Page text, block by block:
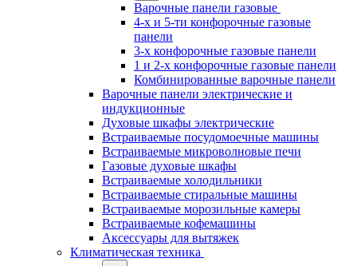
Варочные панели газовые
4-х и 5-ти конфорочные газовые
панели
3-х конфорочные газовые панели
1 и 2-х конфорочные газовые панели
Комбинированные варочные панели
Варочные панели электрические и
индукционные
Духовые шкафы электрические
Встраиваемые посудомоечные машины
Встраиваемые микроволновые печи
Газовые духовые шкафы
Встраиваемые холодильники
Встраиваемые стиральные машины
Встраиваемые морозильные камеры
Встраиваемые кофемашины
Аксессуары для вытяжек
Климатическая техника